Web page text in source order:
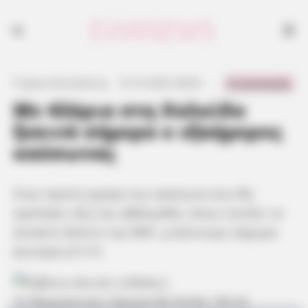
Με 42άρια στη Χαλκίδα
ξεκινά σήμερα ο εξαήμερος
καύσωνας
Το θερμόμετρο σήμερα θα δείξει 38-42